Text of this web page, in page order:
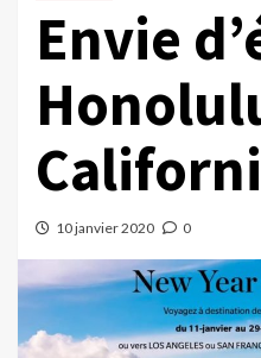
Envie
10 janvier 2020 0